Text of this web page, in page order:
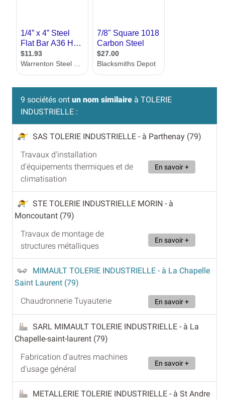
9 sociétés ont un nom similaire à TOLERIE
INDUSTRIELLE :
SAS TOLERIE INDUSTRIELLE - à Parthenay (79)
Travaux d'installation
d'équipements thermiques et de
climatisation
En savoir +
STE TOLERIE INDUSTRIELLE MORIN - à
Moncoutant (79)
Travaux de montage de
structures métalliques
En savoir +
MIMAULT TOLERIE INDUSTRIELLE - à La Chapelle
Saint Laurent (79)
Chaudronnerie Tuyauterie
En savoir +
SARL MIMAULT TOLERIE INDUSTRIELLE - à La
Chapelle-saint-laurent (79)
Fabrication d'autres machines
d'usage général
En savoir +
METALLERIE TOLERIE INDUSTRIELLE - à St Andre